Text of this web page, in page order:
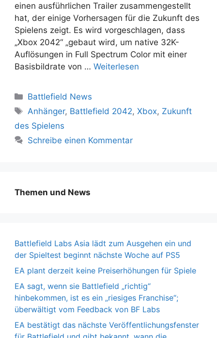
einen ausführlichen Trailer zusammengestellt
hat, der einige Vorhersagen für die Zukunft des
Spielens zeigt. Es wird vorgeschlagen, dass
„Xbox 2042“ „gebaut wird, um native 32K-
Auflösungen in Full Spectrum Color mit einer
Basisbildrate von … Weiterlesen
Kategorien
Battlefield News
Schlagwörter
Anhänger, Battlefield 2042,Xbox, Zukunft
des Spielens
Schreibe einen Kommentar
Themen und News
Battlefield Labs Asia lädt zum Ausgehen ein und
der Spieltest beginnt nächste Woche auf PS5
EA plant derzeit keine Preiserhöhungen für Spiele
EA sagt, wenn sie Battlefield „richtig“
hinbekommen, ist es ein „riesiges Franchise“;
überwältigt vom Feedback von BF Labs
EA bestätigt das nächste Veröffentlichungsfenster